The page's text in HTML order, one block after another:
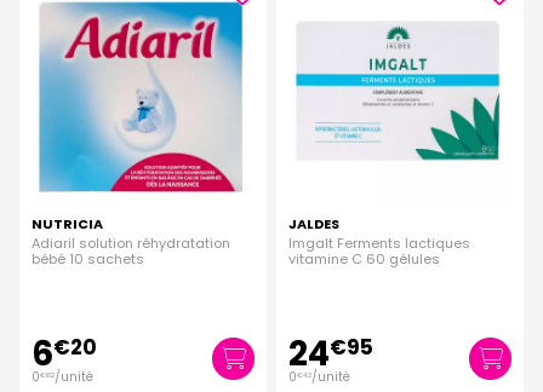
NUTRICIA
Adiaril solution réhydratation
bébé 10 sachets
6€20
0€62/unité
JALDES
Imgalt Ferments lactiques
vitamine C 60 gélules
24€95
0€42/unité